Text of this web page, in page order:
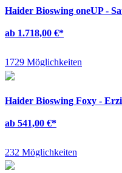
Haider Bioswing oneUP -
ab 1.718,00 €*
1729 Möglichkeiten
Haider Bioswing Foxy -
ab 541,00 €*
232 Möglichkeiten